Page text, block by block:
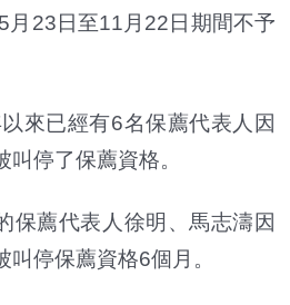
月23日至11月22日期間不予
來已經有6名保薦代表人因
停了保薦資格。
薦代表人徐明、馬志濤因
停保薦資格6個月。